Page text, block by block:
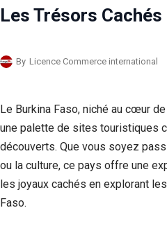
Les Trésors Cachés
By Licence Commerce international
Le Burkina Faso, niché au cœur
une palette de sites touristiques
découverts. Que vous soyez
ou la culture, ce pays offre une
les joyaux cachés en explorant
Faso.